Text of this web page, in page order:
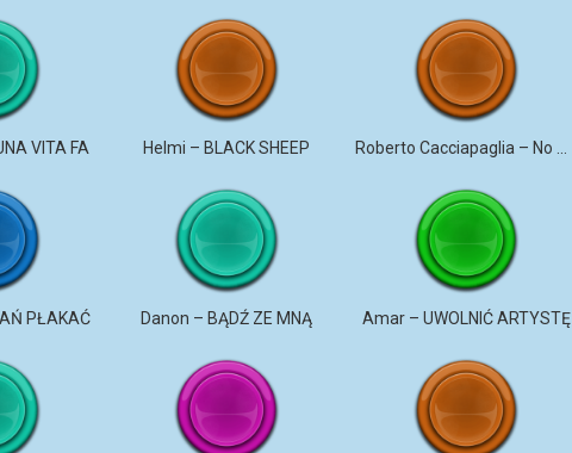
VITA FA Helmi – BLACK SHEEP
PŁAKAĆ Danon – BĄDŹ ZE MNĄ Amar – UWOLNIĆ ARTYSTĘ